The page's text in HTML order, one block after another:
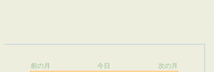
前の月 今日 次の月